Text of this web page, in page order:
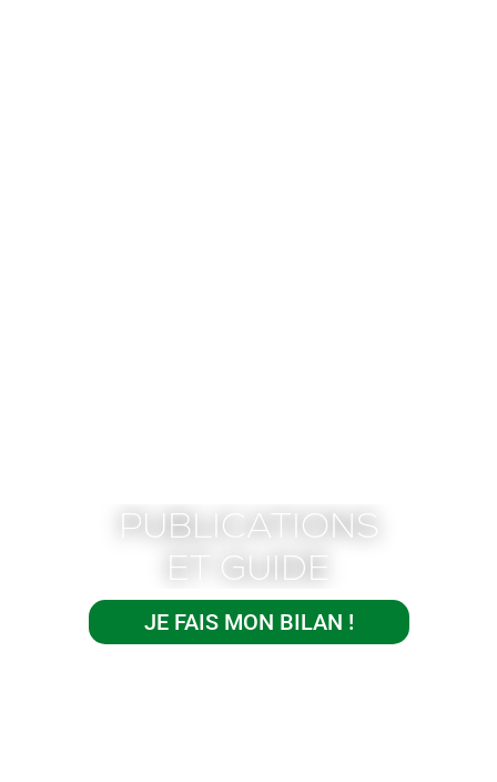
PUBLICATIONS
ET GUIDE
JE FAIS MON BILAN !